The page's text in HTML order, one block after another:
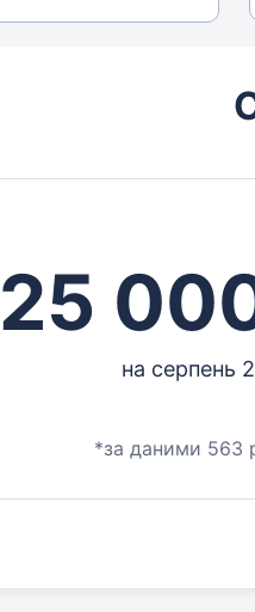
25
на серпень
*за даними 563